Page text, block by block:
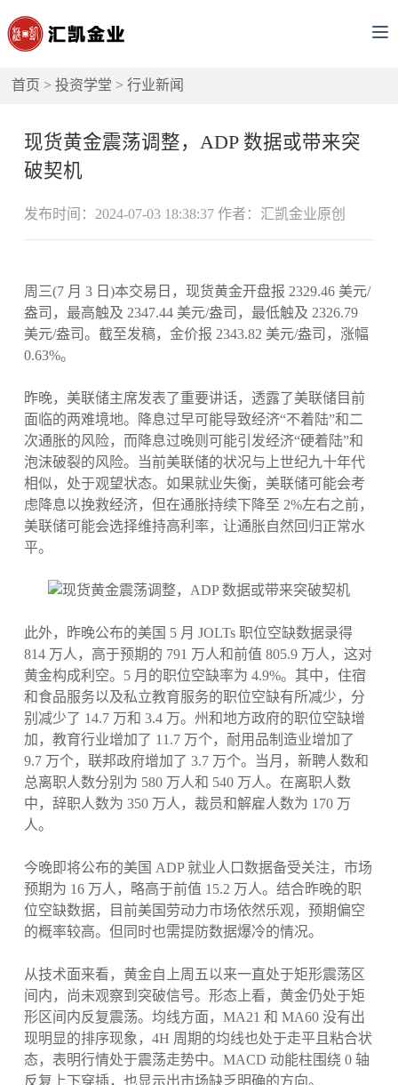
首页 >投资学堂 >行业新闻
现货黄金震荡调整，ADP 数据或带来突
破契机
发布时间：2024-07-03 18:38:37 作者：汇凯金业原创
周三(7 月 3 日)本交易日，现货黄金开盘报 2329.46 美元/
盎司，最高触及 2347.44 美元/盎司，最低触及 2326.79
美元/盎司。截至发稿，金价报 2343.82 美元/盎司，涨幅
0.63%。
昨晚，美联储主席发表了重要讲话，透露了美联储目前
面临的两难境地。降息过早可能导致经济“不着陆”和二
次通胀的风险，而降息过晚则可能引发经济“硬着陆”和
泡沫破裂的风险。当前美联储的状况与上世纪九十年代
相似，处于观望状态。如果就业失衡，美联储可能会考
虑降息以挽救经济，但在通胀持续下降至 2%左右之前，
美联储可能会选择维持高利率，让通胀自然回归正常水
平。
此外，昨晚公布的美国 5 月 JOLTs 职位空缺数据录得
814 万人，高于预期的 791 万人和前值 805.9 万人，这对
黄金构成利空。5 月的职位空缺率为 4.9%。其中，住宿
和食品服务以及私立教育服务的职位空缺有所减少，分
别减少了 14.7 万和 3.4 万。州和地方政府的职位空缺增
加，教育行业增加了 11.7 万个，耐用品制造业增加了
9.7 万个，联邦政府增加了 3.7 万个。当月，新聘人数和
总离职人数分别为 580 万人和 540 万人。在离职人数
中，辞职人数为 350 万人，裁员和解雇人数为 170 万
人。
今晚即将公布的美国 ADP 就业人口数据备受关注，市场
预期为 16 万人，略高于前值 15.2 万人。结合昨晚的职
位空缺数据，目前美国劳动力市场依然乐观，预期偏空
的概率较高。但同时也需提防数据爆冷的情况。
从技术面来看，黄金自上周五以来一直处于矩形震荡区
间内，尚未观察到突破信号。形态上看，黄金仍处于矩
形区间内反复震荡。均线方面，MA21 和 MA60 没有出
现明显的排序现象，4H 周期的均线也处于走平且粘合状
态，表明行情处于震荡走势中。MACD 动能柱围绕 0 轴
反复上下穿插，也显示出市场缺乏明确的方向。